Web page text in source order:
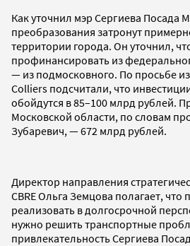
Как уточнил мэр Сергиева Посада
преобразования затронут
территории города. Он уточнил,
профинансировать из
— из подмосковного. По просьбе
Colliers подсчитали, что
обойдутся в 85–100 млрд рублей.
Московской области, по словам
Зубаревич, — 672 млрд рублей.
Директор направления
CBRE Ольга Земцова полагает,
реализовать в долгосрочной
нужно решить транспортные
привлекательность Сергиева